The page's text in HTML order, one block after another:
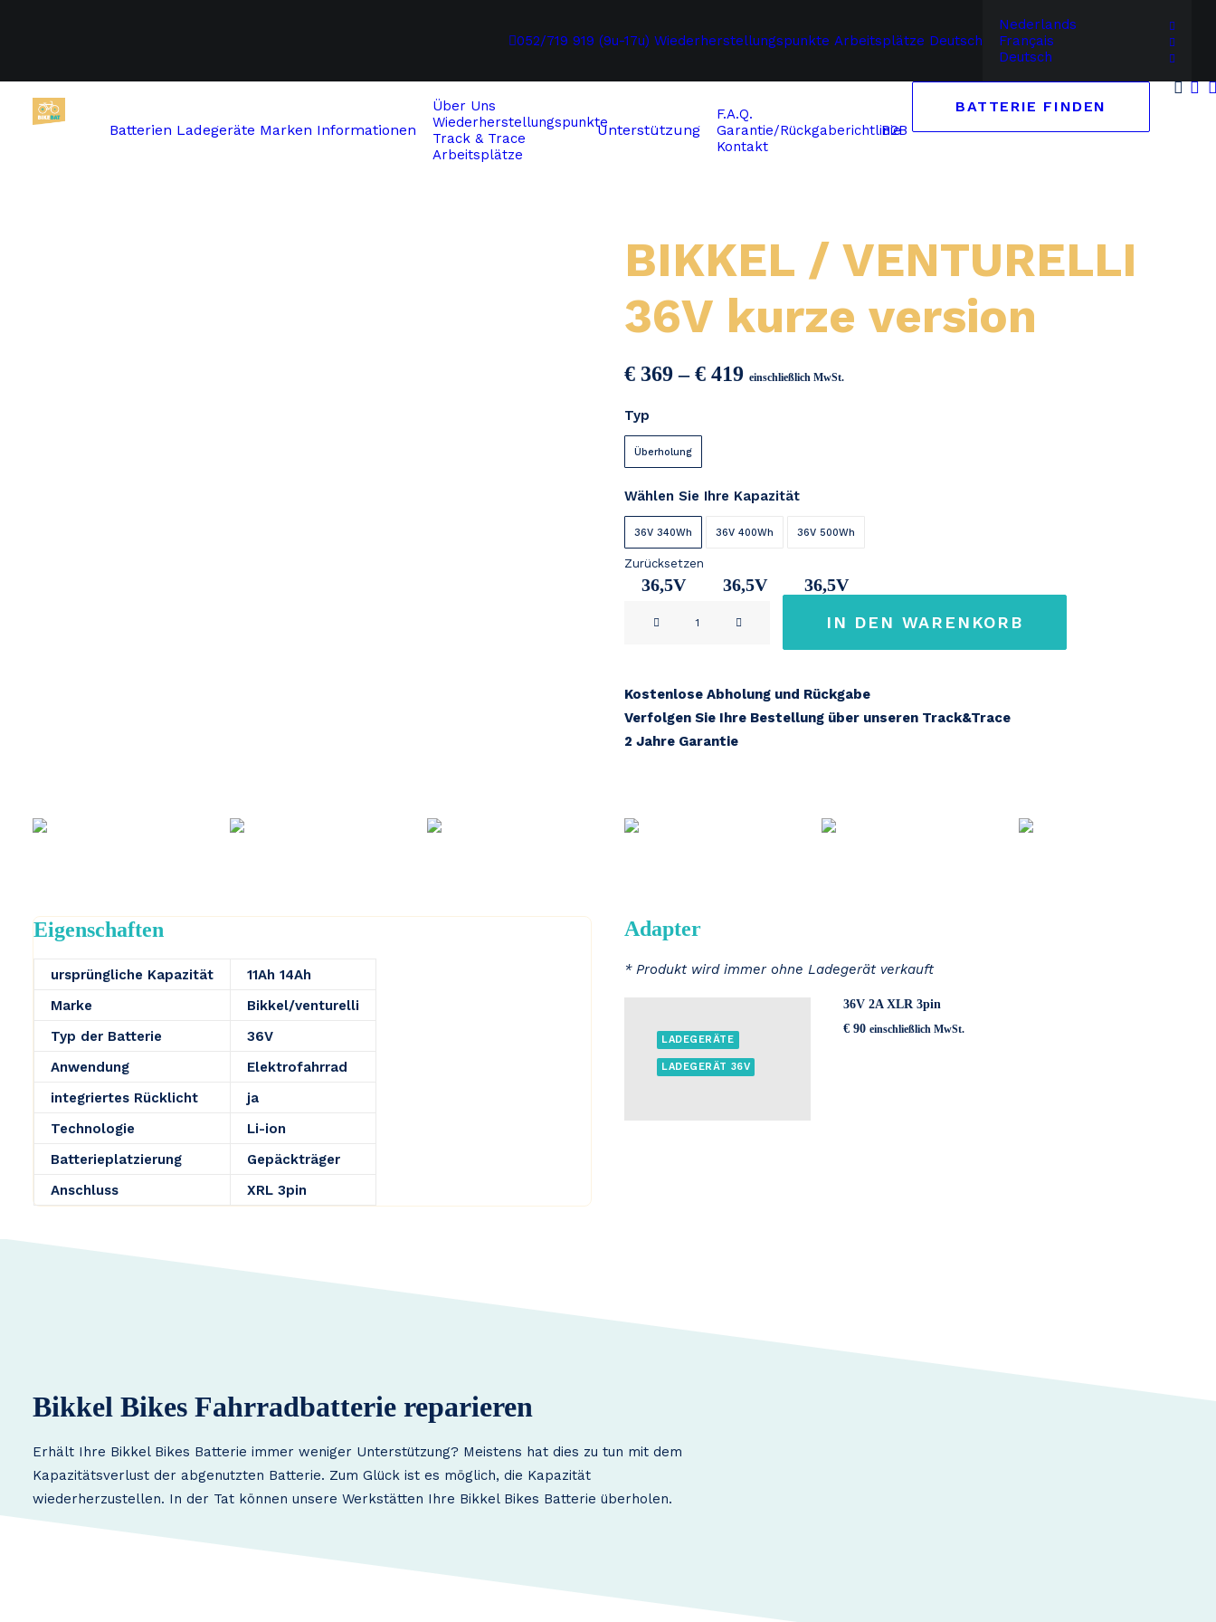
052/719 919 (9u-17u) Wiederherstellungspunkte Arbeitsplätze Deutsch
Nederlands
Français
Deutsch
Batterien Ladegeräte Marken Informationen
Über Uns
Wiederherstellungspunkte
Track & Trace
Arbeitsplätze
Unterstützung
F.A.Q.
Garantie/Rückgaberichtlinie
Kontakt
B2B
BATTERIE FINDEN
BIKKEL / VENTURELLI
36V kurze version
€ 369 –€ 419Preisspanne:
einschließlich MwSt.
Typ
Überholung
Wählen Sie Ihre Kapazität
36V 340Wh
36,5V
9,5Ah
36V 400Wh
36,5V
11Ah
36V 500Wh
36,5V
14,2Ah
Zurücksetzen
version
IN DEN WARENKORB
Kostenlose Abholung und Rückgabe
Verfolgen Sie Ihre Bestellung über unseren Track&Trace
2 Jahre Garantie
Eigenschaften
ursprüngliche Kapazität
11Ah 14Ah
Marke
Bikkel/venturelli
Typ der Batterie
36V
Anwendung
Elektrofahrrad
integriertes Rücklicht
ja
Technologie
Li-ion
Batterieplatzierung
Gepäckträger
Anschluss
XRL 3pin
Adapter
* Produkt wird immer ohne Ladegerät verkauft
LADEGERÄTE
LADEGERÄT 36V
36V 2A XLR 3pin
€ 90 einschließlich MwSt.
Bikkel Bikes Fahrradbatterie reparieren
Erhält Ihre Bikkel Bikes Batterie immer weniger Unterstützung? Meistens hat dies zu tun mit dem
Kapazitätsverlust der abgenutzten Batterie. Zum Glück ist es möglich, die Kapazität
wiederherzustellen. In der Tat können unsere Werkstätten Ihre Bikkel Bikes Batterie überholen.